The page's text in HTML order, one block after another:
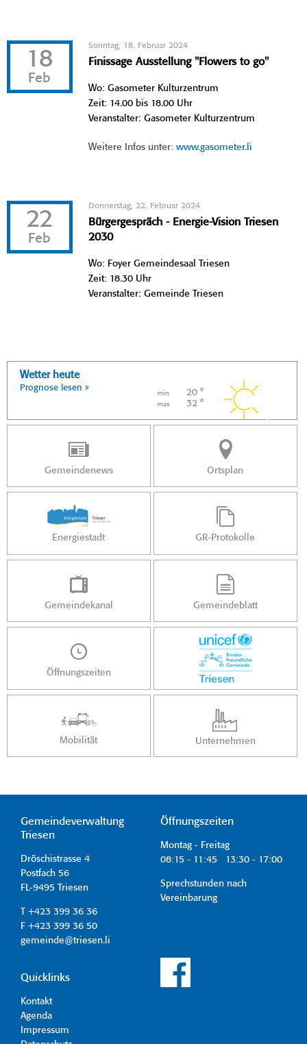
18
Feb
Sonntag, 18. Februar 2024
Finissage Ausstellung "Flowers to go"
Wo: Gasometer Kulturzentrum
Zeit: 14.00 bis 18.00 Uhr
Veranstalter: Gasometer Kulturzentrum
Weitere Infos unter:www.gasometer.li
22
Feb
Donnerstag, 22. Februar 2024
Bürgergespräch - Energie-Vision Triesen
2030
Wo: Foyer Gemeindesaal Triesen
Zeit: 18.30 Uhr
Veranstalter: Gemeinde Triesen
Wetter heute
Prognose lesen »
min 20 °
max 32 °
Gemeindenews Ortsplan
Energiestadt GR-Protokolle
Gemeindekanal Gemeindeblatt
Öffnungszeiten
Mobilität Unternehmen
Gemeindeverwaltung
Triesen
Dröschistrasse 4
Postfach 56
FL-9495 Triesen
T +423 399 36 36
F +423 399 36 50
gemeinde@triesen.li
Öffnungszeiten
Montag - Freitag
08:15 - 11:45 13:30 - 17:00
Sprechstunden nach
Vereinbarung
Quicklinks
Kontakt
Agenda
Impressum